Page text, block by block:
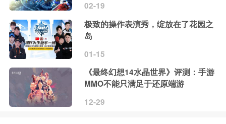
02-19
极致的操作表演秀，绽放在了花园之
岛
01-15
《最终幻想14水晶世界》评测：手游
MMO不能只满足于还原端游
12-29